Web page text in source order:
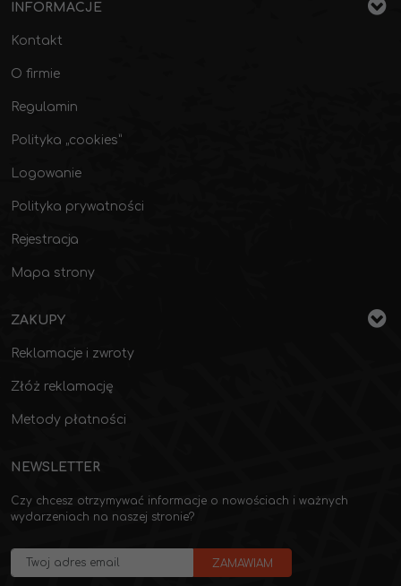
INFORMACJE
Kontakt
O firmie
Regulamin
Polityka „cookies”
Logowanie
Polityka prywatności
Rejestracja
Mapa strony
ZAKUPY
Reklamacje i zwroty
Złóż reklamację
Metody płatności
NEWSLETTER
Czy chcesz otrzymywać informacje o nowościach i ważnych
wydarzeniach na naszej stronie?